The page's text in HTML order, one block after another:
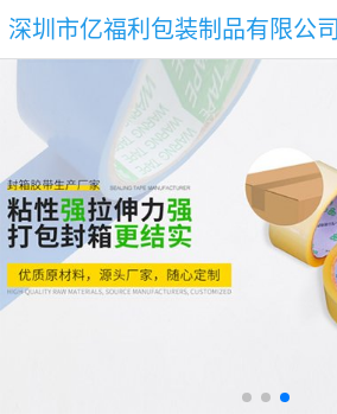
深圳市亿福利包装制品有限公司